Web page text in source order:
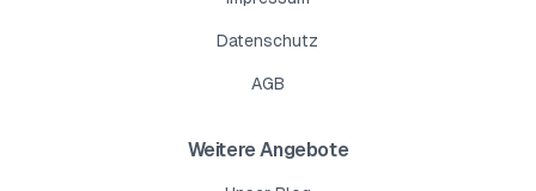
Datenschutz
AGB
Weitere Angebote